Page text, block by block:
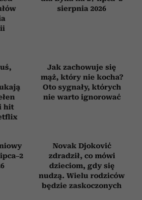
Horoskop tygodniowy
dla Byka na 27 lipca–2
sierpnia 2026
Jak zachowuje się
mąż, który nie kocha?
Oto sygnały, których
nie warto ignorować